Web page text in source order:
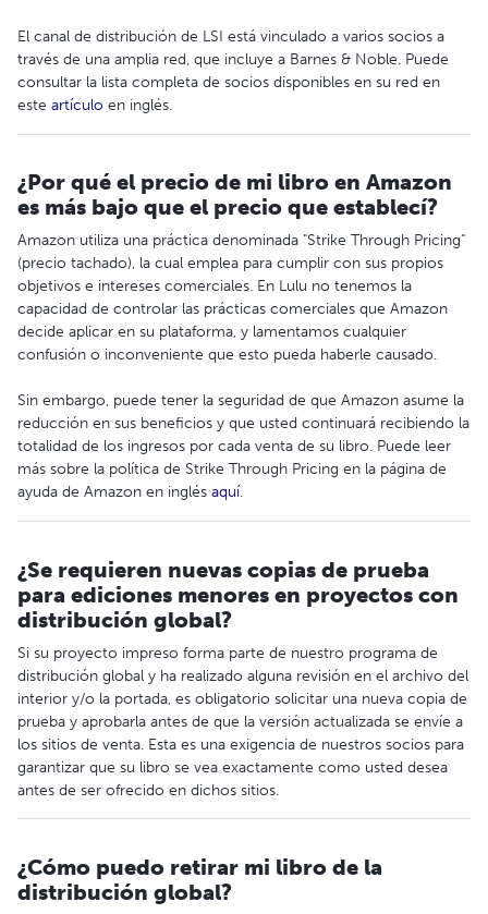
El canal de distribución de LSI está vinculado a varios socios a
través de una amplia red, que incluye a Barnes & Noble. Puede
consultar la lista completa de socios disponibles en su red en
este artículo en inglés.
¿Por qué el precio de mi libro en Amazon
es más bajo que el precio que establecí?
Amazon utiliza una práctica denominada "Strike Through Pricing"
(precio tachado), la cual emplea para cumplir con sus propios
objetivos e intereses comerciales. En Lulu no tenemos la
capacidad de controlar las prácticas comerciales que Amazon
decide aplicar en su plataforma, y lamentamos cualquier
confusión o inconveniente que esto pueda haberle causado.
Sin embargo, puede tener la seguridad de que Amazon asume la
reducción en sus beneficios y que usted continuará recibiendo la
totalidad de los ingresos por cada venta de su libro. Puede leer
más sobre la política de Strike Through Pricing en la página de
ayuda de Amazon en inglés aquí.
¿Se requieren nuevas copias de prueba
para ediciones menores en proyectos con
distribución global?
Si su proyecto impreso forma parte de nuestro programa de
distribución global y ha realizado alguna revisión en el archivo del
interior y/o la portada, es obligatorio solicitar una nueva copia de
prueba y aprobarla antes de que la versión actualizada se envíe a
los sitios de venta. Esta es una exigencia de nuestros socios para
garantizar que su libro se vea exactamente como usted desea
antes de ser ofrecido en dichos sitios.
¿Cómo puedo retirar mi libro de la
distribución global?